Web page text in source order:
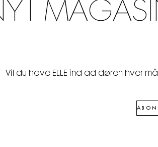
Vil du have ELLE ind ad døren hver